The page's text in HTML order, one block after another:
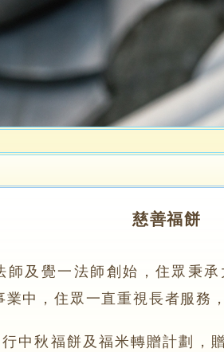
慈善福餅
覺一法師創始，住眾秉承
中，住眾一直重視長者服務
秋福餅及福米轉贈計劃，贈